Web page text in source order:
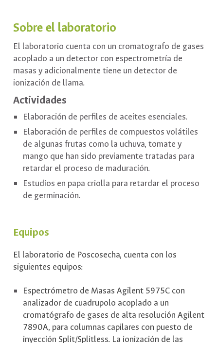
Sobre el laboratorio
El laboratorio cuenta con un cromatografo de gases
acoplado a un detector con espectrometría de
masas y adicionalmente tiene un detector de
ionización de llama.
Actividades
Elaboración de perfiles de aceites esenciales.
Elaboración de perfiles de compuestos volátiles
de algunas frutas como la uchuva, tomate y
mango que han sido previamente tratadas para
retardar el proceso de maduración.
Estudios en papa criolla para retardar el proceso
de germinación.
Equipos
El laboratorio de Poscosecha, cuenta con los
siguientes equipos:
Espectrómetro de Masas Agilent 5975C con
analizador de cuadrupolo acoplado a un
cromatógrafo de gases de alta resolución Agilent
7890A, para columnas capilares con puesto de
inyección Split/Splitless. La ionización de las